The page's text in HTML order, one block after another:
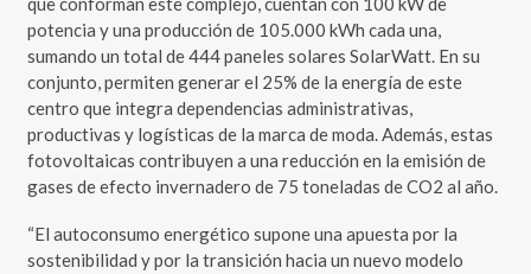
potencia y una producción de 105.000 kWh cada una,
sumando un total de 444 paneles solares SolarWatt. En su
conjunto, permiten generar el 25% de la energía de este
centro que integra dependencias administrativas,
productivas y logísticas de la marca de moda. Además, estas
fotovoltaicas contribuyen a una reducción en la emisión de
gases de efecto invernadero de 75 toneladas de CO2 al año.
“El autoconsumo energético supone una apuesta por la
sostenibilidad y por la transición hacia un nuevo modelo